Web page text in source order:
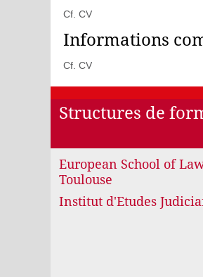
Cf. CV
Informations
Cf. CV
Structures de
European School of
Toulouse
Institut d'Etudes